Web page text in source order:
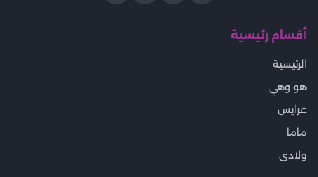
أقسام رئيسية
الرئيسية
هو وهي
عرايس
ماما
ولادى